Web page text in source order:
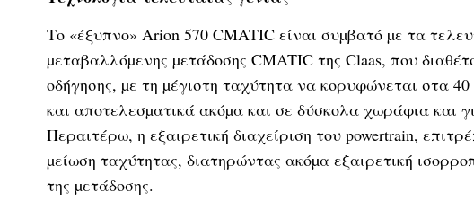
Το «έξυπνο» Arion 570 CMATIC είναι συµβατό µε τα
µεταβαλλόµενης µετάδοσης CMATIC της Claas, που
οδήγησης, µε τη µέγιστη ταχύτητα να κορυφώνεται στα
και αποτελεσµατικά ακόµα και σε δύσκολα χωράφια και
Περαιτέρω, η εξαιρετική διαχείριση του powertrain,
µείωση ταχύτητας, διατηρώντας ακόµα εξαιρετική
της µετάδοσης.